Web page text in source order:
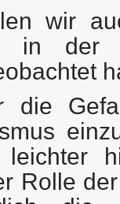
wir
in der
die
Rolle